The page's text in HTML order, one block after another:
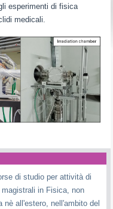
esperimenti di fisica
medicali.
di studio per attività di
in Fisica, non
all'estero, nell'ambito del